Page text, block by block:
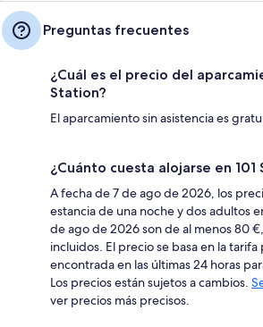
Preguntas frecuentes
¿Cuál es el precio del
Station?
El aparcamiento sin asistencia es
¿Cuánto cuesta alojarse en 101
A fecha de 7 de ago de 2026, los
estancia de una noche y dos adultos
de ago de 2026 son de al menos 80
incluidos. El precio se basa en la
encontrada en las últimas 24 horas
Los precios están sujetos a cambios.
ver precios más precisos.